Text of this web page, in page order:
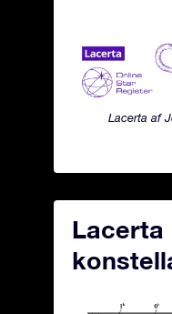
Lacerta af
Lacerta